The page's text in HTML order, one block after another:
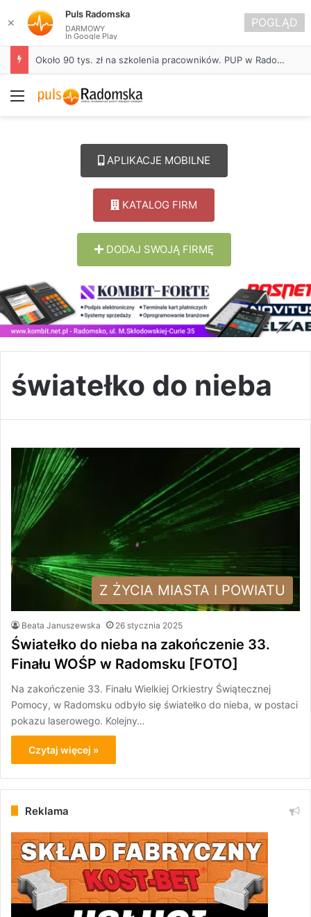
Około 90 tys. zł na szkolenia pracowników. PUP w Radomsku ogłasza nabór wniosków
Menu
APLIKACJE MOBILNE
KATALOG FIRM
DODAJ SWOJĄ FIRMĘ
światełko do nieba
Z ŻYCIA MIASTA I POWIATU
Beata Januszewska 26 stycznia 2025
Światełko do nieba na zakończenie 33.
Finału WOŚP w Radomsku [FOTO]
Na zakończenie 33. Finału Wielkiej Orkiestry Świątecznej
Pomocy, w Radomsku odbyło się światełko do nieba, w postaci
pokazu laserowego. Kolejny…
Czytaj więcej »
Reklama
✕
Puls Radomska
DARMOWY
In Google Play
POGLĄD